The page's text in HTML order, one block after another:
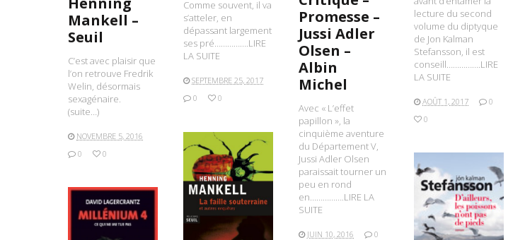
Comme souvent, il va
s’atteler, en
dépassant largement
ses pré…………….LIRE
LA SUITE
SEPTEMBRE 25, 2017
0
0
lecture du second
volume du diptyque
de Jon Kalman
Stefansson, il est
conseill…………….LIRE
LA SUITE
AOÛT 1, 2017
0
0
Mankell –
Seuil
C’est avec plaisir que
l’on retrouve Fredrik
Welin, désormais
sexagénaire.
(suite…)
NOVEMBRE 5, 2016
0
0
Promesse –
Jussi Adler
Olsen –
Albin
Michel
Avec « L’effet
papillon », la
cinquième aventure
du Département V,
Jussi Adler Olsen
paraissait tourner un
peu en rond
en…………….LIRE LA
SUITE
JUIN 10, 2016
0
LIRE LA SUITE
LIRE LA SUITE